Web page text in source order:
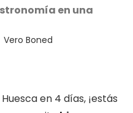
en una
Vero Boned
en 4 días, ¡estás